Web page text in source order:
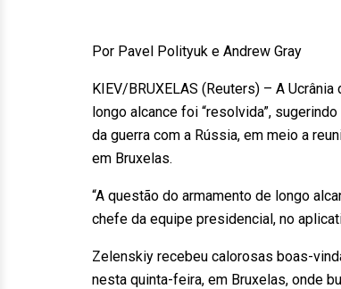
Por Pavel Polityuk e Andrew Gray
KIEV/BRUXELAS (Reuters) – A
longo alcance foi “resolvida”,
da guerra com a Rússia, em meio a
em Bruxelas.
“A questão do armamento de longo
chefe da equipe presidencial, no
Zelenskiy recebeu calorosas boas-
nesta quinta-feira, em Bruxelas, onde